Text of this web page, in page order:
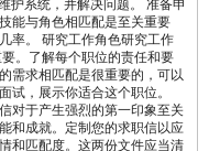
护系统，并解决问题。 准备申
能与角色相匹配是至关重要
率。 研究工作角色研究工作
。了解每个职位的责任和要
需求相匹配是很重要的，可以
试，展示你适合这个职位。
对于产生强烈的第一印象至关
和成就。定制您的求职信以应
和匹配度。这两份文件应当清